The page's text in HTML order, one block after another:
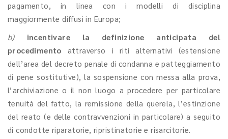
pagamento, in linea con i modelli di disciplina
maggiormente diffusi in Europa;
b)
incentivare la definizione anticipata del
procedimento attraverso i riti alternativi (estensione
dell’area del decreto penale di condanna e patteggiamento
di pene sostitutive), la sospensione con messa alla prova,
l’archiviazione o il non luogo a procedere per particolare
tenuità del fatto, la remissione della querela, l’estinzione
del reato (e delle contravvenzioni in particolare) a seguito
di condotte riparatorie, ripristinatorie e risarcitorie.